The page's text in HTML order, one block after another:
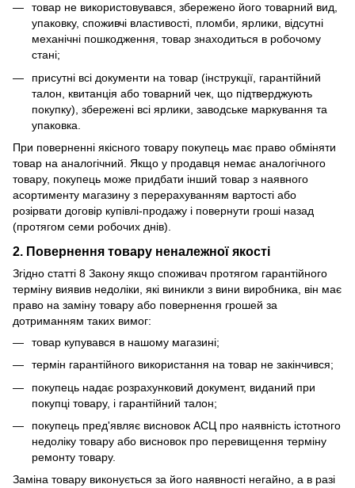
товар не використовувався, збережено його товарний вид,
упаковку, споживчі властивості, пломби, ярлики, відсутні
механічні пошкодження, товар знаходиться в робочому
стані;
присутні всі документи на товар (інструкції, гарантійний
талон, квитанція або товарний чек, що підтверджують
покупку), збережені всі ярлики, заводське маркування та
упаковка.
При поверненні якісного товару покупець має право обміняти
товар на аналогічний. Якщо у продавця немає аналогічного
товару, покупець може придбати інший товар з наявного
асортименту магазину з перерахуванням вартості або
розірвати договір купівлі-продажу і повернути гроші назад
(протягом семи робочих днів).
2. Повернення товару неналежної якості
Згідно статті 8 Закону якщо споживач протягом гарантійного
терміну виявив недоліки, які виникли з вини виробника, він має
право на заміну товару або повернення грошей за
дотриманням таких вимог:
товар купувався в нашому магазині;
термін гарантійного використання на товар не закінчився;
покупець надає розрахунковий документ, виданий при
покупці товару, і гарантійний талон;
покупець пред'являє висновок АСЦ про наявність істотного
недоліку товару або висновок про перевищення терміну
ремонту товару.
Заміна товару виконується за його наявності негайно, а в разі